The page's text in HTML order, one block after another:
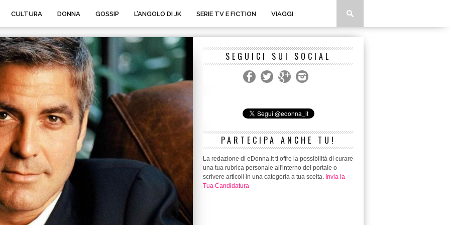
CULTURA DONNA GOSSIP L’ANGOLO DI JK SERIE TV E FICTION VIAGGI
SEGUICI SUI SOCIAL
PARTECIPA ANCHE TU!
La redazione di eDonna.it ti offre la possibilità di curare
una tua rubrica personale all'interno del portale o
scrivere articoli in una categoria a tua scelta. Invia la
Tua Candidatura